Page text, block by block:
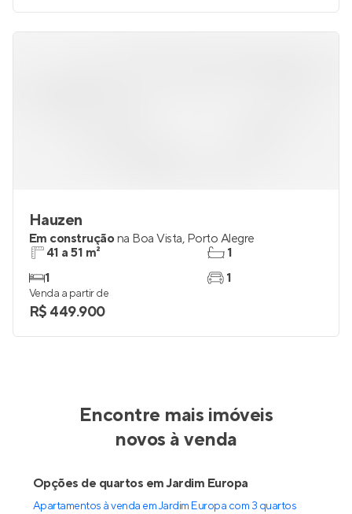
Hauzen
Em construçãona Boa Vista, Porto Alegre
41 a 51 m²
1
1
1
Venda a partir de
R$ 449.900